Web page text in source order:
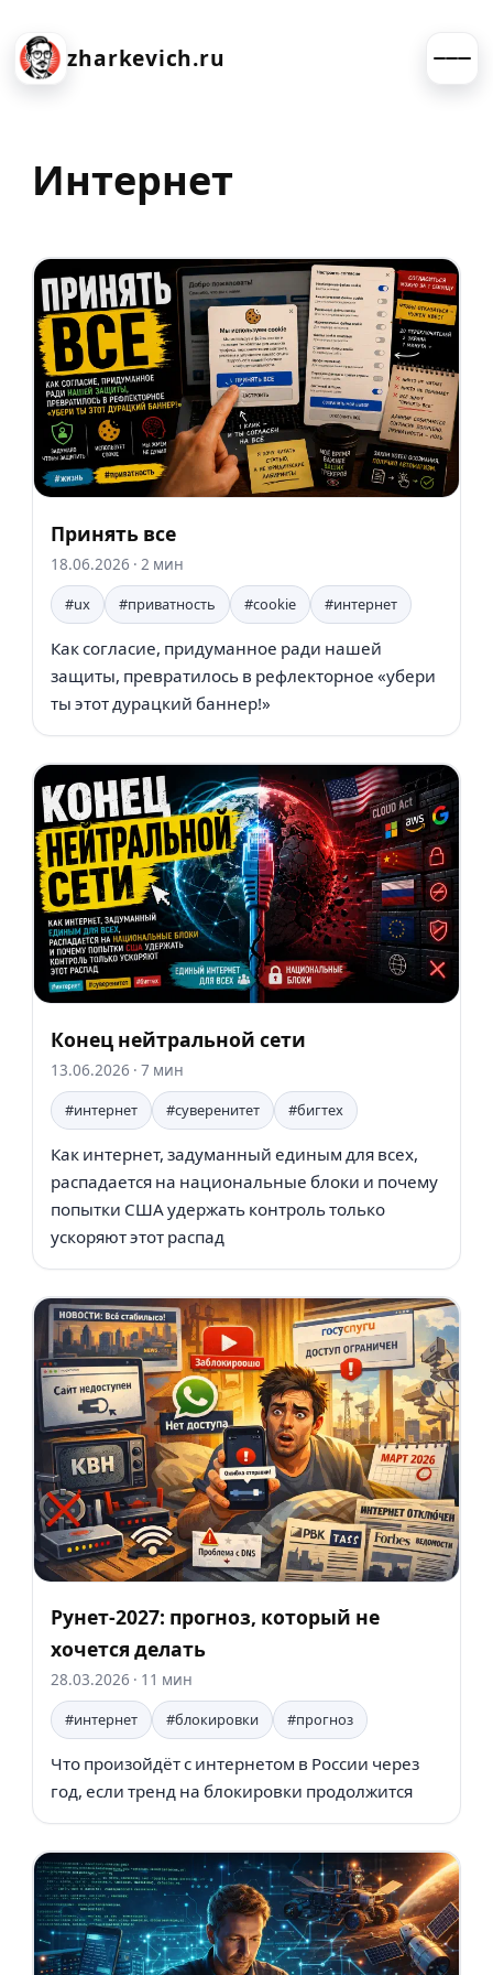
zharkevich.ru
Интернет
Принять все
18.06.2026 · 2 мин
#ux
#приватность #cookie #интернет
Как согласие, придуманное ради нашей
защиты, превратилось в рефлекторное «убери
ты этот дурацкий баннер!»
Конец нейтральной сети
13.06.2026 · 7 мин
#интернет
#суверенитет #бигтех
Как интернет, задуманный единым для всех,
распадается на национальные блоки и почему
попытки США удержать контроль только
ускоряют этот распад
Рунет-2027: прогноз, который не
хочется делать
28.03.2026 · 11 мин
#интернет
#блокировки #прогноз
Что произойдёт с интернетом в России через
год, если тренд на блокировки продолжится